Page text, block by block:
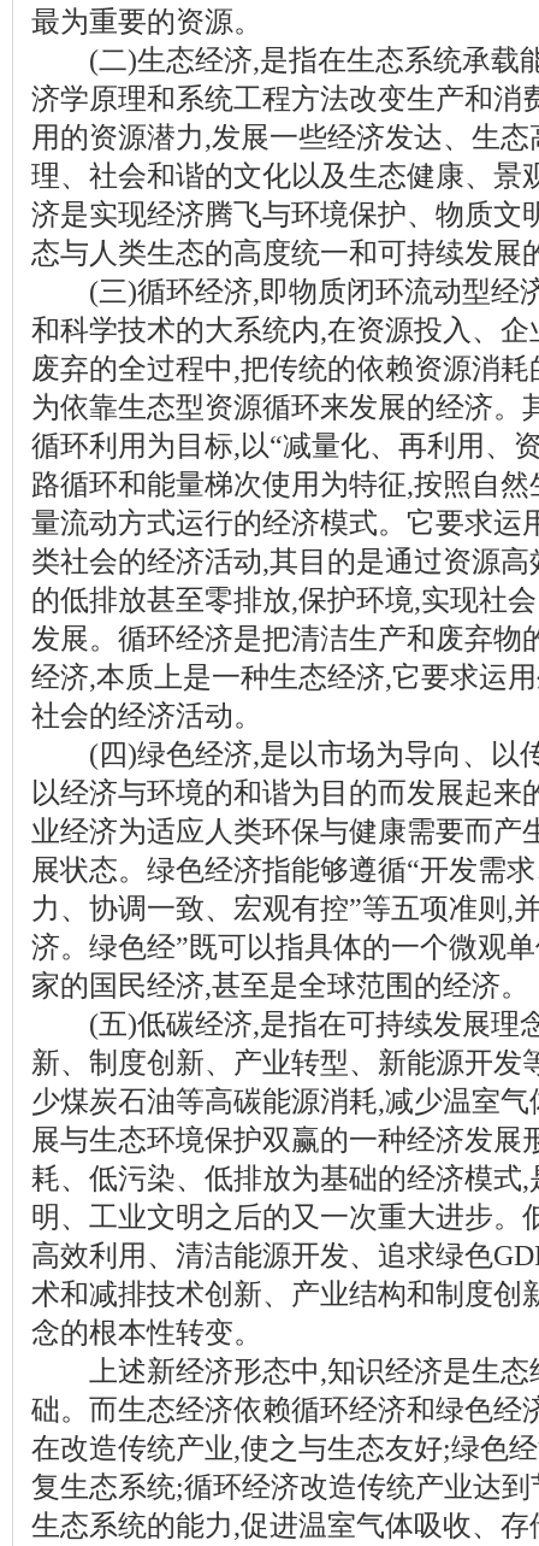
最为重要的资源。
(二)生态经济,是指在生态系统承载
济学原理和系统工程方法改变生产和消
用的资源潜力,发展一些经济发达、生
理、社会和谐的文化以及生态健康、景
济是实现经济腾飞与环境保护、物质文
态与人类生态的高度统一和可持续发展
(三)循环经济,即物质闭环流动型经
和科学技术的大系统内,在资源投入、
废弃的全过程中,把传统的依赖资源消
为依靠生态型资源循环来发展的经济。
循环利用为目标,以“减量化、再利用、
路循环和能量梯次使用为特征,按照自
量流动方式运行的经济模式。它要求运
类社会的经济活动,其目的是通过资源
的低排放甚至零排放,保护环境,实现社
发展。循环经济是把清洁生产和废弃物
经济,本质上是一种生态经济,它要求运
社会的经济活动。
(四)绿色经济,是以市场为导向、以
以经济与环境的和谐为目的而发展起来
业经济为适应人类环保与健康需要而产
展状态。绿色经济指能够遵循“开发需
力、协调一致、宏观有控”等五项准则,
济。绿色经”既可以指具体的一个微观
家的国民经济,甚至是全球范围的经济。
(五)低碳经济,是指在可持续发展理
新、制度创新、产业转型、新能源开发
少煤炭石油等高碳能源消耗,减少温室
展与生态环境保护双赢的一种经济发展
耗、低污染、低排放为基础的经济模式
明、工业文明之后的又一次重大进步。
高效利用、清洁能源开发、追求绿色
术和减排技术创新、产业结构和制度创
念的根本性转变。
上述新经济形态中,知识经济是生态
础。而生态经济依赖循环经济和绿色经
在改造传统产业,使之与生态友好;绿色
复生态系统;循环经济改造传统产业达
生态系统的能力,促进温室气体吸收、